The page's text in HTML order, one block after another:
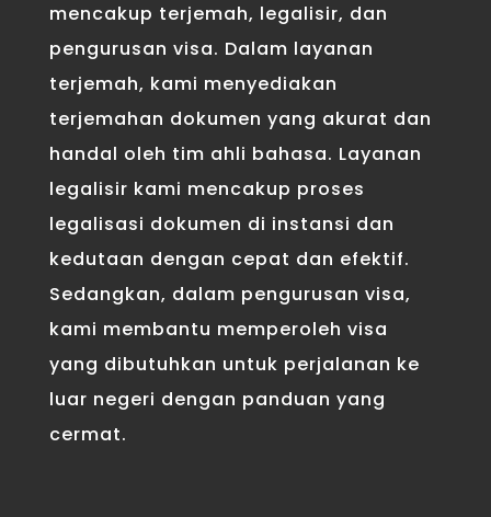
mencakup terjemah, legalisir, dan
pengurusan visa. Dalam layanan
terjemah, kami menyediakan
terjemahan dokumen yang akurat dan
handal oleh tim ahli bahasa. Layanan
legalisir kami mencakup proses
legalisasi dokumen di instansi dan
kedutaan dengan cepat dan efektif.
Sedangkan, dalam pengurusan visa,
kami membantu memperoleh visa
yang dibutuhkan untuk perjalanan ke
luar negeri dengan panduan yang
cermat.